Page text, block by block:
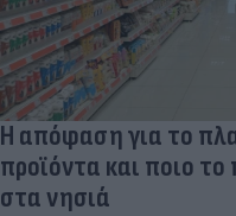
Η απόφαση για το
προϊόντα και ποιο
στα νησιά